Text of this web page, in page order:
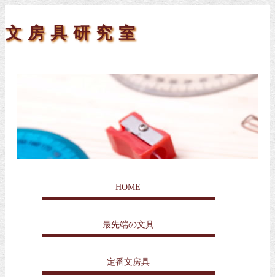
文房具研究室
HOME
最先端の文具
定番文房具